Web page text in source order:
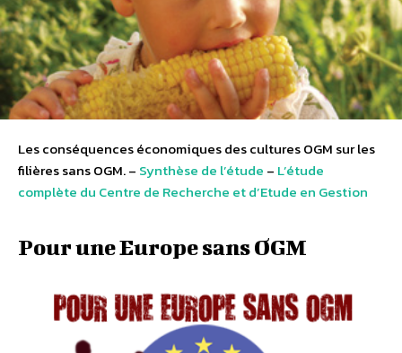
Les conséquences économiques des cultures OGM sur les
filières sans OGM. – Synthèse de l’étude – L’étude
complète du Centre de Recherche et d’Etude en Gestion
Pour une Europe sans OGM